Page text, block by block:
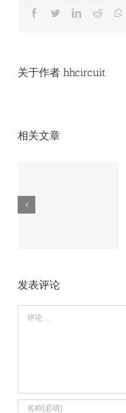
Facebook
TwitterLinkedIn
Reddit
关于作者 hhcircuit
相关文章
发表评论